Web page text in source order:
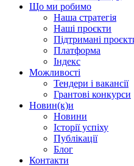
Що ми робимо
Наша стратегія
Наші проєкти
Підтримані
Платформа
Індекс
Можливості
Тендери і вакансії
Грантові конкурси
Новин(к)и
Новини
Історії успіху
Публікації
Блог
Контакти